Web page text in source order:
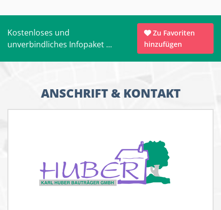
Kostenloses und
unverbindliches Infopaket ...
Zu Favoriten
hinzufügen
ANSCHRIFT & KONTAKT